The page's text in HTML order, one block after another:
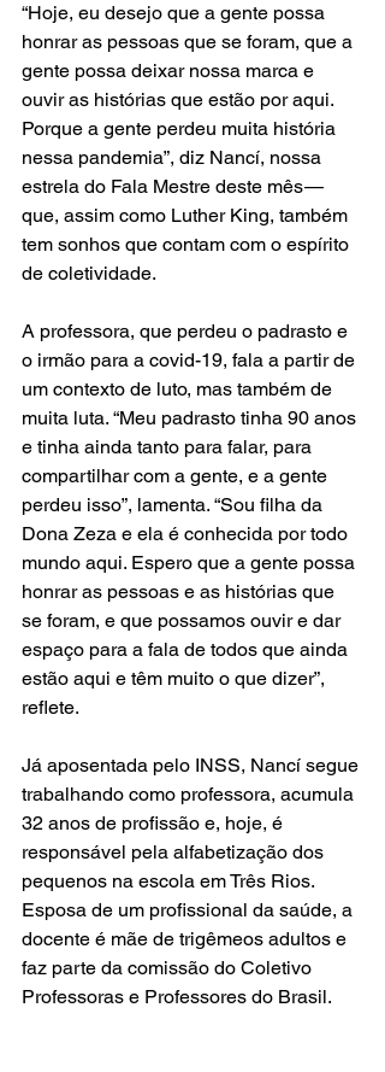
“Hoje, eu desejo que a gente possa
honrar as pessoas que se foram, que a
gente possa deixar nossa marca e
ouvir as histórias que estão por aqui.
Porque a gente perdeu muita história
nessa pandemia”, diz Nancí, nossa
estrela do Fala Mestre deste mês —
que, assim como Luther King, também
tem sonhos que contam com o espírito
de coletividade.
A professora, que perdeu o padrasto e
o irmão para a covid-19, fala a partir de
um contexto de luto, mas também de
muita luta. “Meu padrasto tinha 90 anos
e tinha ainda tanto para falar, para
compartilhar com a gente, e a gente
perdeu isso”, lamenta. “Sou filha da
Dona Zeza e ela é conhecida por todo
mundo aqui. Espero que a gente possa
honrar as pessoas e as histórias que
se foram, e que possamos ouvir e dar
espaço para a fala de todos que ainda
estão aqui e têm muito o que dizer”,
reflete.
Já aposentada pelo INSS, Nancí segue
trabalhando como professora, acumula
32 anos de profissão e, hoje, é
responsável pela alfabetização dos
pequenos na escola em Três Rios.
Esposa de um profissional da saúde, a
docente é mãe de trigêmeos adultos e
faz parte da comissão do Coletivo
Professoras e Professores do Brasil.